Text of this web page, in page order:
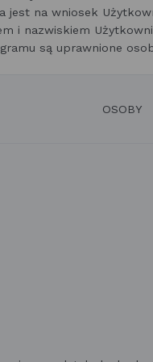
jest na wniosek
i nazwiskiem
są uprawnione
OSOBY